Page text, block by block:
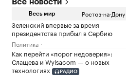
Все новости
Весь мир Ростов-на-Дону
Зеленский впервые за время
президентства прибыл в Сербию
Политика
Как перейти «порог недоверия»:
Слащева и Wylsacom — о новых
технологиях
РАДИО